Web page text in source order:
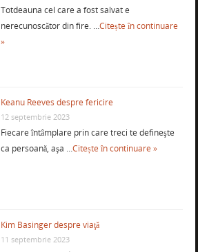
Totdeauna cel care a fost salvat e
nerecunoscător din fire. …Citește în continuare
»
Keanu Reeves despre fericire
12 septembrie 2023
Fiecare întâmplare prin care treci te defineşte
ca persoană, aşa …Citește în continuare »
Kim Basinger despre viaţă
11 septembrie 2023